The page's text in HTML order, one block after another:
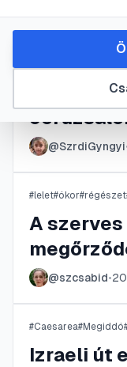
módjai
2025.
@SzrdiGyngyi
#lelet#ókor#régészet
A
@szcsabid•
#Caesarea#Megiddó
Izraeli út